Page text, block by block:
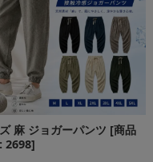
麻 ジョガーパンツ [商品
2698]